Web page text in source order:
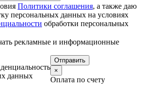
Политики соглашения, а также даю
персональных данных на условиях
обработки персональных
рекламные и информационные
данных
×
Оплата по счету